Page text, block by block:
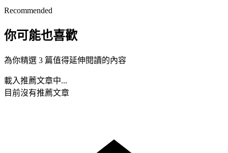
Recommended
你可能也喜歡
為你精選 3 篇值得延伸閱讀的內容
載入推薦文章中...
目前沒有推薦文章